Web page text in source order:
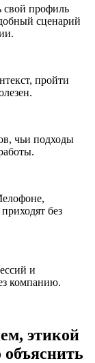
свой профиль
сценарий
пройти
чьи подходы
без
и
компанию.
этикой